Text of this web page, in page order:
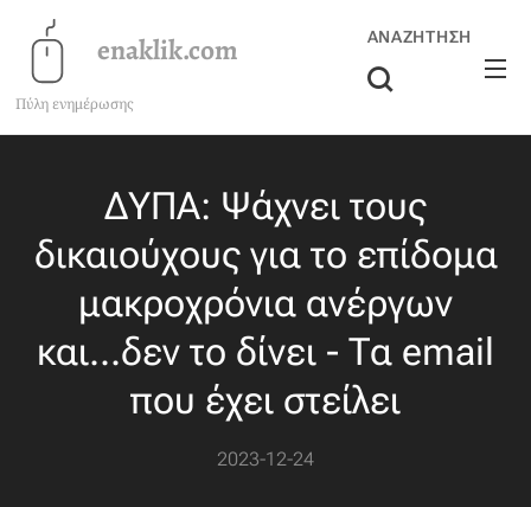
enaklik.com
Πύλη ενημέρωσης
ΑΝΑΖΉΤΗΣΗ
ΔΥΠΑ: Ψάχνει τους
δικαιούχους για το επίδομα
μακροχρόνια ανέργων
και...δεν το δίνει - Τα email
που έχει στείλει
2023-12-24